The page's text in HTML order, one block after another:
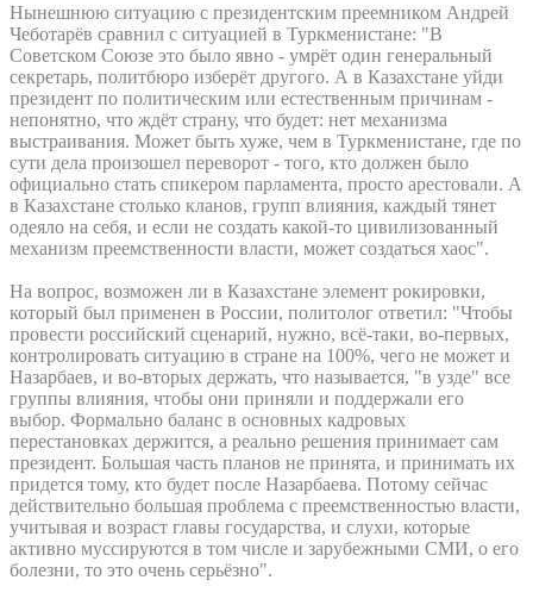
Нынешнюю ситуацию с президентским преемником Андрей
Чеботарёв сравнил с ситуацией в Туркменистане: "В
Советском Союзе это было явно - умрёт один генеральный
секретарь, политбюро изберёт другого. А в Казахстане уйди
президент по политическим или естественным причинам -
непонятно, что ждёт страну, что будет: нет механизма
выстраивания. Может быть хуже, чем в Туркменистане, где по
сути дела произошел переворот - того, кто должен было
официально стать спикером парламента, просто арестовали. А
в Казахстане столько кланов, групп влияния, каждый тянет
одеяло на себя, и если не создать какой-то цивилизованный
механизм преемственности власти, может создаться хаос".
На вопрос, возможен ли в Казахстане элемент рокировки,
который был применен в России, политолог ответил: "Чтобы
провести российский сценарий, нужно, всё-таки, во-первых,
контролировать ситуацию в стране на 100%, чего не может и
Назарбаев, и во-вторых держать, что называется, "в узде" все
группы влияния, чтобы они приняли и поддержали его
выбор. Формально баланс в основных кадровых
перестановках держится, а реально решения принимает сам
президент. Большая часть планов не принята, и принимать их
придется тому, кто будет после Назарбаева. Потому сейчас
действительно большая проблема с преемственностью власти,
учитывая и возраст главы государства, и слухи, которые
активно муссируются в том числе и зарубежными СМИ, о его
болезни, то это очень серьёзно".